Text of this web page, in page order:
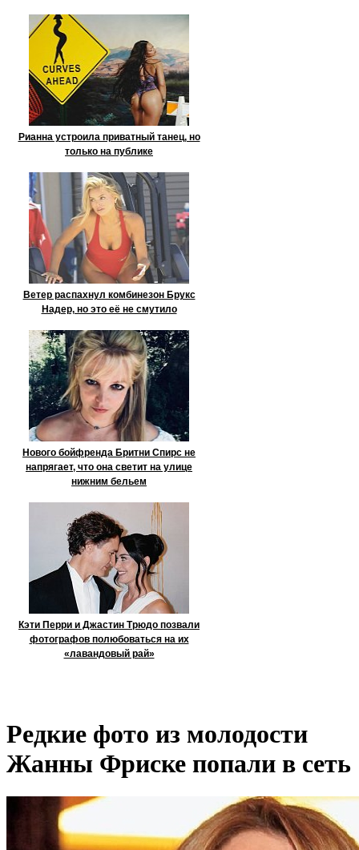
Рианна устроила приватный танец, но
только на публике
Ветер распахнул комбинезон Брукс
Надер, но это её не смутило
Нового бойфренда Бритни Спирс не
напрягает, что она светит на улице
нижним бельем
Кэти Перри и Джастин Трюдо позвали
фотографов полюбоваться на их
«лавандовый рай»
Редкие фото из молодости
Жанны Фриске попали в сеть